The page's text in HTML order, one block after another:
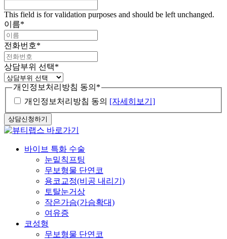
This field is for validation purposes and should be left unchanged.
이름*
전화번호*
상담부위 선택*
개인정보처리방침 동의 *
개인정보처리방침 동의 [자세히보기]
Close
바이브 특화 수술
눈밑칙프팅
무보형물 단연코
용코교정(비공 내리기)
토탈눈거상
작은가슴(가슴확대)
여유증
코성형
무보형물 단연코